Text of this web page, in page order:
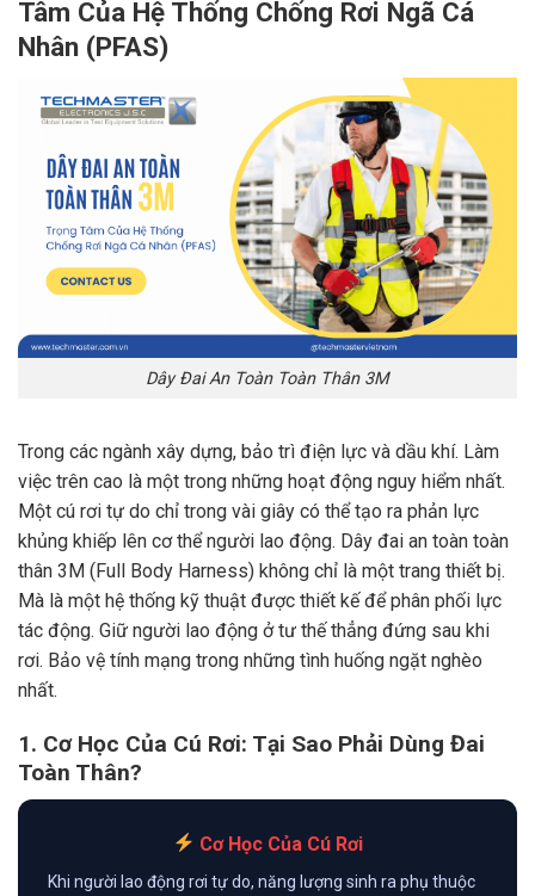
Tâm Của Hệ Thống Chống Rơi Ngã Cá
Nhân (PFAS)
Dây Đai An Toàn Toàn Thân 3M
Trong các ngành xây dựng, bảo trì điện lực và dầu khí. Làm
việc trên cao là một trong những hoạt động nguy hiểm nhất.
Một cú rơi tự do chỉ trong vài giây có thể tạo ra phản lực
khủng khiếp lên cơ thể người lao động. Dây đai an toàn toàn
thân 3M (Full Body Harness) không chỉ là một trang thiết bị.
Mà là một hệ thống kỹ thuật được thiết kế để phân phối lực
tác động. Giữ người lao động ở tư thế thẳng đứng sau khi
rơi. Bảo vệ tính mạng trong những tình huống ngặt nghèo
nhất.
1. Cơ Học Của Cú Rơi: Tại Sao Phải Dùng Đai
Toàn Thân?
Cơ Học Của Cú Rơi
Khi người lao động rơi tự do, năng lượng sinh ra phụ thuộc